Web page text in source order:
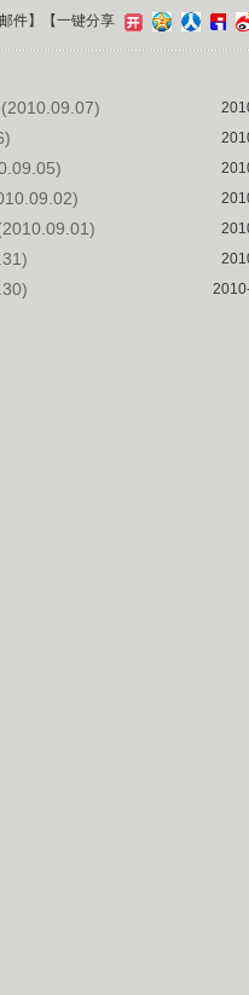
件】 【一键分享